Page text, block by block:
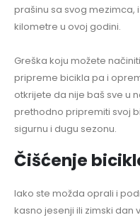
prašinu sa svog mezimca,
kilometre u ovoj godini.
Greška koju možete
pripreme bicikla pa i
otkrijete da nije baš sve u
prethodno pripremiti svoj
sigurnu i dugu sezonu.
Čišćenje
Iako ste možda oprali i
kasno jesenji ili zimski dan